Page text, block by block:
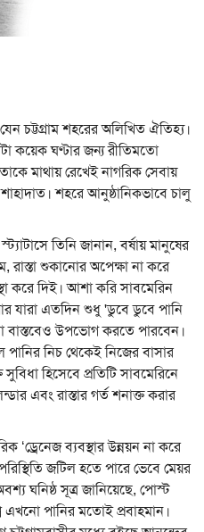
চট্টগ্রাম শহরের অলিখিত ঐতিহ্য।
কয়েক ঘণ্টার জন্য রীতিমতো
মাথায় রেখেই নাগরিক সেবায়
শহরে আনুষ্ঠানিকভাবে চালু
তিনি জানান, বর্ষায় মানুষের
রাস্তা শুকানোর অপেক্ষা না করে
করে দিই। আশা করি সাবমেরিন
যারা এতদিন শুধু 'ডুবে ডুবে পানি
বাস্তবেও উপভোগ করতে পারবেন।
পানির নিচ থেকেই নিজের বাসার
হিসেবে প্রতিটি সাবমেরিনে
এবং রাস্তার গর্ত শনাক্ত করার
ব্যবস্থার উন্নয়ন না করে
জটিল হতে পারে ভেবে মেয়র
ঘনিষ্ঠ সূত্র জানিয়েছে, পোস্ট
এখনো পানির মতোই প্রবাহমান।